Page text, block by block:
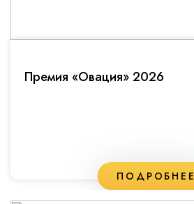
Премия «Овация» 2026
ПОДРОБНЕЕ